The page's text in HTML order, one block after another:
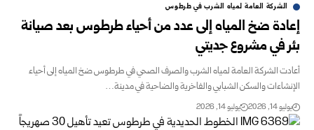
الشركة العامة لمياه الشرب في طرطوس
إعادة ضخ المياه إلى عدد من أحياء طرطوس بعد صيانة
بئر في مشروع ‏جديتي
أعادت الشركة العامة لمياه الشرب والصرف الصحي في طرطوس ضخ ‏المياه إلى أحياء
الإنشاءات والسكن الشبابي والفاخرية والضاحية في مدينة…
يوليو 14, 2026 يوليو 14, 2026